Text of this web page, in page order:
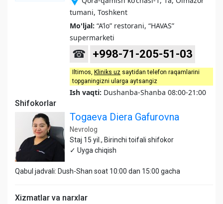
tumani, Toshkent
Mo'ljal: “A’lo” restorani, “HAVAS”
supermarketi
☎ +998-71-205-51-03
Iltimos, Kliniks uz saytidan telefon raqamlarini
topganingizni ularga aytsangiz
Ish vaqti: Dushanba-Shanba 08:00-21:00
Shifokorlar
Togaeva Diera Gafurovna
Nevrolog
Staj 15 yil., Birinchi toifali shifokor
✓ Uyga chiqish
Qabul jadvali: Dush-Shan soat 10:00 dan 15:00 gacha
Xizmatlar va narxlar